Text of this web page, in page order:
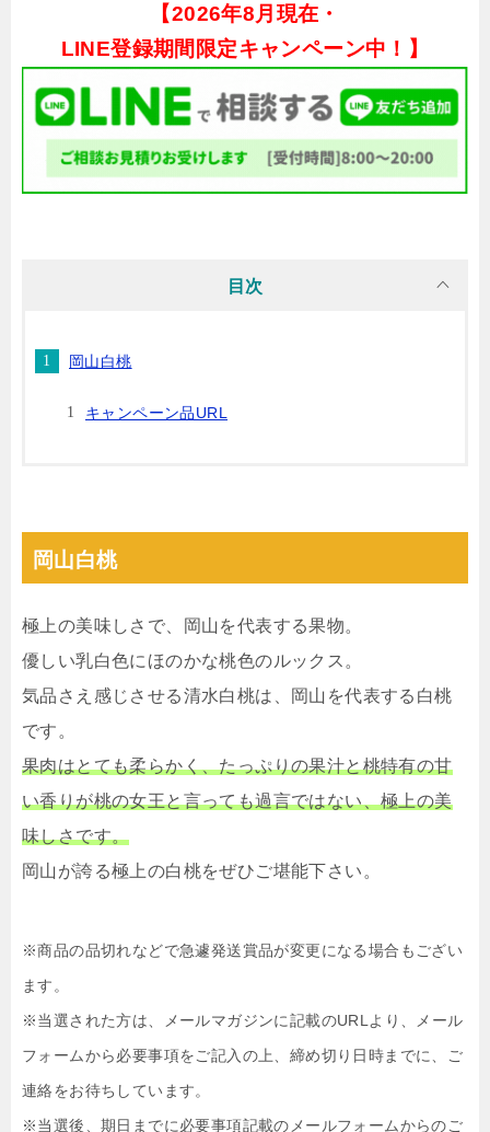
【2026年8月現在・
LINE登録期間限定キャンペーン中！】
目次
岡山白桃
キャンペーン品URL
岡山白桃
極上の美味しさで、岡山を代表する果物。
優しい乳白色にほのかな桃色のルックス。
気品さえ感じさせる清水白桃は、岡山を代表する白桃
です。
果肉はとても柔らかく、たっぷりの果汁と桃特有の甘
い香りが桃の女王と言っても過言ではない、極上の美
味しさです。
岡山が誇る極上の白桃をぜひご堪能下さい。
※商品の品切れなどで急遽発送賞品が変更になる場合もござい
ます。
※当選された方は、メールマガジンに記載のURLより、メール
フォームから必要事項をご記入の上、締め切り日時までに、ご
連絡をお待ちしています。
※当選後、期日までに必要事項記載のメールフォームからのご